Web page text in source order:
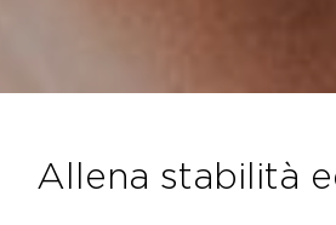
allena stabilità